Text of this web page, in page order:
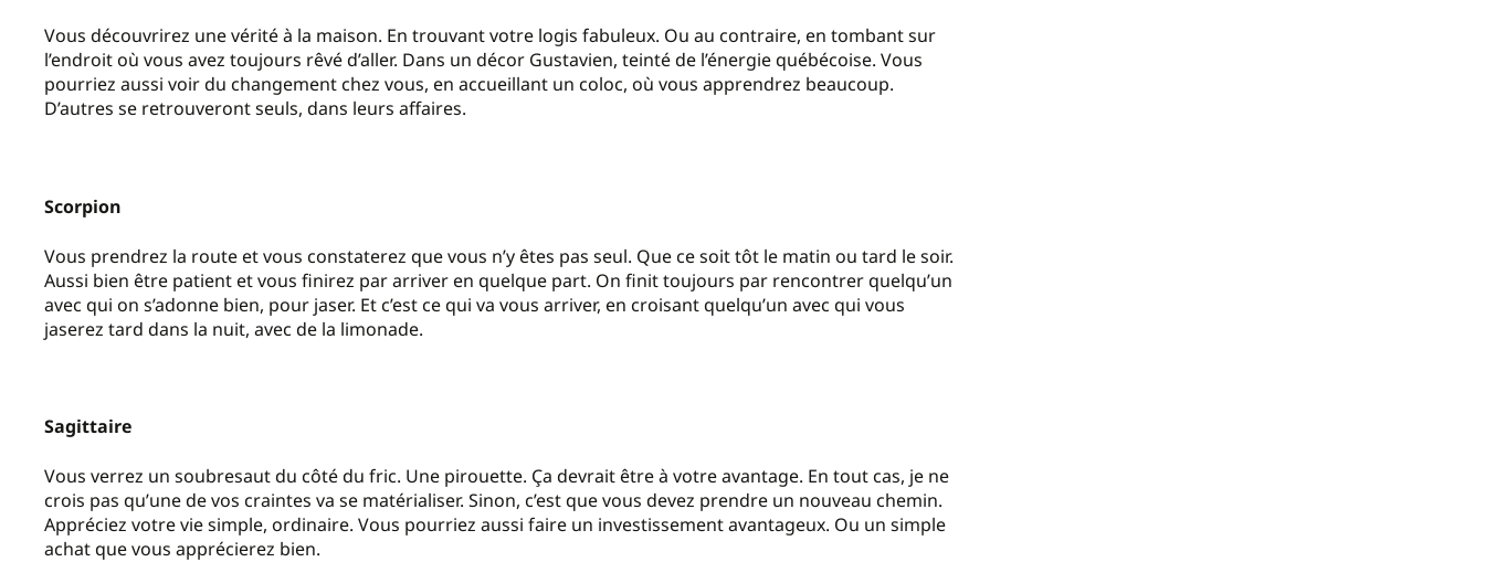
Vous découvrirez une vérité à la maison. En trouvant votre logis fabuleux. Ou au contraire, en tombant sur
l’endroit où vous avez toujours rêvé d’aller. Dans un décor Gustavien, teinté de l’énergie québécoise. Vous
pourriez aussi voir du changement chez vous, en accueillant un coloc, où vous apprendrez beaucoup.
D’autres se retrouveront seuls, dans leurs affaires.
Scorpion
Vous prendrez la route et vous constaterez que vous n’y êtes pas seul. Que ce soit tôt le matin ou tard le soir.
Aussi bien être patient et vous finirez par arriver en quelque part. On finit toujours par rencontrer quelqu’un
avec qui on s’adonne bien, pour jaser. Et c’est ce qui va vous arriver, en croisant quelqu’un avec qui vous
jaserez tard dans la nuit, avec de la limonade.
Sagittaire
Vous verrez un soubresaut du côté du fric. Une pirouette. Ça devrait être à votre avantage. En tout cas, je ne
crois pas qu’une de vos craintes va se matérialiser. Sinon, c’est que vous devez prendre un nouveau chemin.
Appréciez votre vie simple, ordinaire. Vous pourriez aussi faire un investissement avantageux. Ou un simple
achat que vous apprécierez bien.